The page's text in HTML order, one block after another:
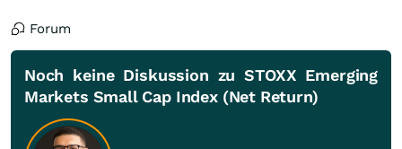
Forum
Noch keine Diskussion zu STOXX Emerging
Markets Small Cap Index (Net Return)